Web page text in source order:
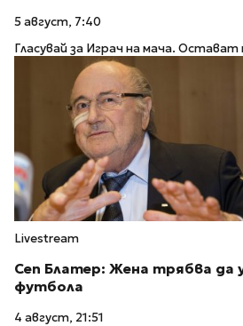
5 август, 7:40
Гласувай за Играч на мача.
Livestream
Сеп Блатер: Жена трябва да
футбола
4 август, 21:51